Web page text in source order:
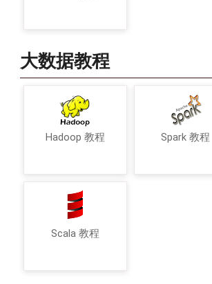
大数据教程
Hadoop 教程 Spark 教程
Scala 教程